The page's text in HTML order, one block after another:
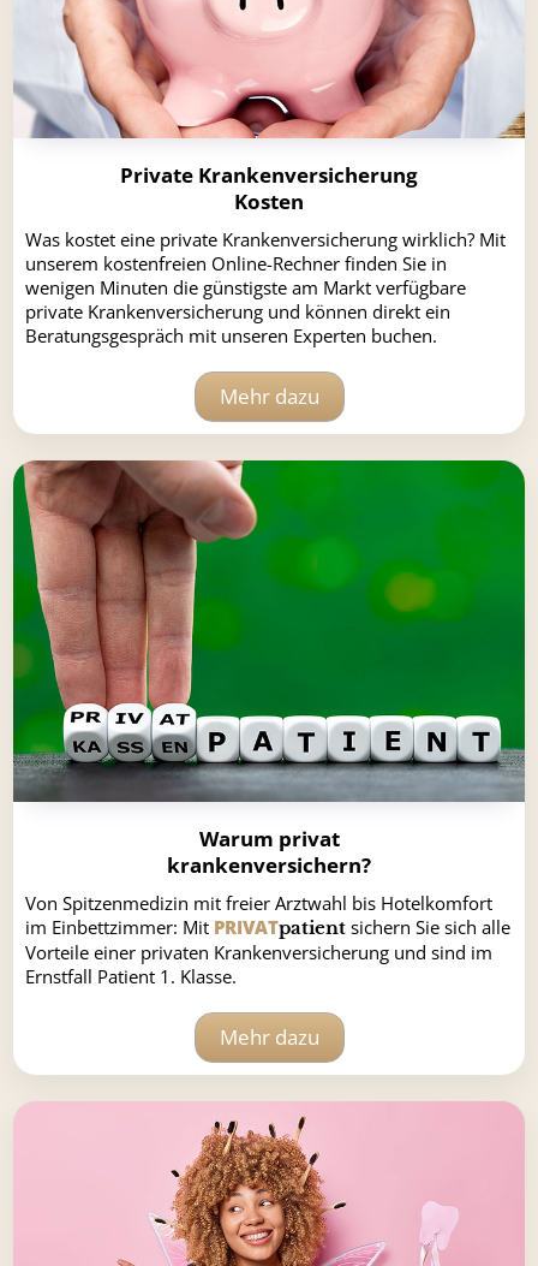
Private Krankenversicherung
Kosten
Was kostet eine private Krankenversicherung wirklich? Mit
unserem kostenfreien Online-Rechner finden Sie in
wenigen Minuten die günstigste am Markt verfügbare
private Krankenversicherung und können direkt ein
Beratungsgespräch mit unseren Experten buchen.
Mehr dazu
Warum privat
krankenversichern?
Von Spitzenmedizin mit freier Arztwahl bis Hotelkomfort
im Einbettzimmer: Mit PRIVATpatient sichern Sie sich alle
Vorteile einer privaten Krankenversicherung und sind im
Ernstfall Patient 1. Klasse.
Mehr dazu